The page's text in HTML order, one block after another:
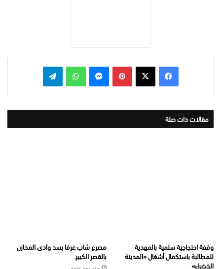
بينتيريست واتساب
مقالات ذات صلة
وقفة احتجاجية سلمية بالمهدية
للمطالبة باستكمال أشغال «المدينة
الخضراء»
مصرع شاب غرقا بسد وادي المخازن
بالقصر الكبير.